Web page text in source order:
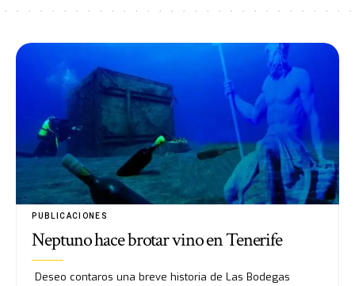
PUBLICACIONES
Neptuno hace brotar vino en Tenerife
Deseo contaros una breve historia de Las Bodegas